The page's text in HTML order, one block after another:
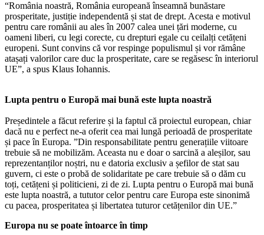
“România noastră, România europeană înseamnă bunăstare
prosperitate, justiție independentă și stat de drept. Acesta e motivul
pentru care românii au ales în 2007 calea unei țări moderne, cu
oameni liberi, cu legi corecte, cu drepturi egale cu ceilalți cetățeni
europeni. Sunt convins că vor respinge populismul și vor rămâne
atașați valorilor care duc la prosperitate, care se regăsesc în interiorul
UE”, a spus Klaus Iohannis.
Lupta pentru o Europă mai bună este lupta noastră
Președintele a făcut referire și la faptul că proiectul european, chiar
dacă nu e perfect ne-a oferit cea mai lungă perioadă de prosperitate
și pace în Europa. ”Din responsabilitate pentru generațiile viitoare
trebuie să ne mobilizăm. Aceasta nu e doar o sarcină a aleșilor, sau
reprezentanților noștri, nu e datoria exclusiv a șefilor de stat sau
guvern, ci este o probă de solidaritate pe care trebuie să o dăm cu
toți, cetățeni și politicieni, zi de zi. Lupta pentru o Europă mai bună
este lupta noastră, a tututor celor pentru care Europa este sinonimă
cu pacea, prosperitatea și libertatea tuturor cetățenilor din UE.”
Europa nu se poate întoarce în timp